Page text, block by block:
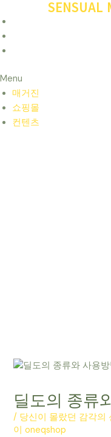
텐
츠
로
너
뛰
기
SENSUAL
Menu
매거진
쇼핑몰
컨텐츠
딜도의 종류
/ 당신이 몰랐던 감각의
이oneqshop